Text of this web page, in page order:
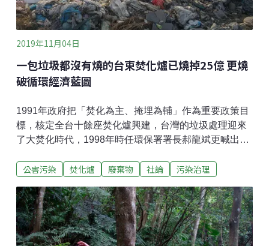
其上的自然環境，或是想要恢復土地上的自然生態並兼
具環境教育功能等，民眾可以找專業組織或是自己來作
2019年11月04日
一包垃圾都沒有燒的台東焚化爐已燒掉25億 更燒
破循環經濟藍圖
1991年政府把「焚化為主、掩埋為輔」作為重要政策目
標，核定全台十餘座焚化爐興建，台灣的垃圾處理迎來
了大焚化時代，1998年時任環保署署長郝龍斌更喊出
中就包含了台東垃圾焚化廠。政府卻錯估了垃圾量，當
計量卻高達300公噸，足足有兩倍以上，雖然焚化爐仍
可運作，卻會大幅度的降低其經濟效益，台東縣政府更
要補貼委外經營的廠商鉅額處理費用，再加上焚化爐周
邊的居民組成自救會，強烈反對台東焚化爐興建啟用，
公害污染 焚化爐 廢棄物 社論 污染治理